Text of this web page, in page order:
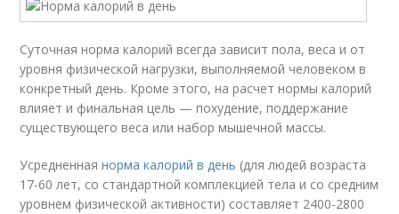
Суточная норма калорий всегда зависит пола, веса и от
уровня физической нагрузки, выполняемой человеком в
конкретный день. Кроме этого, на расчет нормы калорий
влияет и финальная цель — похудение, поддержание
существующего веса или набор мышечной массы.
Усредненнаянорма калорий в день (для людей возраста
17-60 лет, со стандартной комплекцией тела и со средним
уровнем физической активности) составляет 2400-2800